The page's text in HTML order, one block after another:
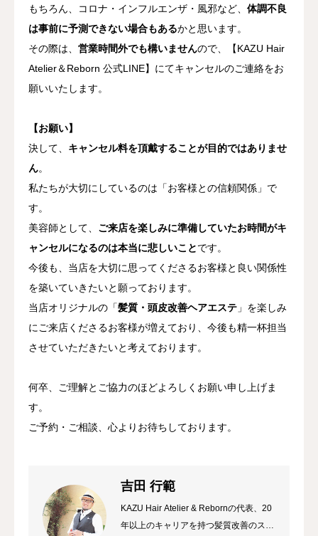
もちろん、コロナ・インフルエンザ・風邪など、 体調不良
は事前に予測できない場合もあるかと思います。
その際は、 営業時間外でも構いませんので、【KAZU Hair
Atelier＆Reborn 公式LINE】にてキャンセルのご連絡をお
願いいたします。
【お願い】
決して、 キャンセル料を頂戴することが目的ではありませ
ん。
私たちが大切にしているのは「お客様との信頼関係」で
す。
美容師として、 ご来店を楽しみに準備していたお時間がキ
ャンセルになるのは本当に悲しいことです。
今後も、当店を大切に思ってくださるお客様と良い関係性
を築いていきたいと願っております。
当店オリジナルの「髪質・頭皮改善ヘアエステ 」を楽しみ
にご来店くださるお客様が増えており、今後も精一杯担当
させていただきたいと考えております。
何卒、ご理解とご協力のほどよろしくお願い申し上げま
す。
ご予約・ご相談、心よりお待ちしております。
吉田 行範
KAZU Hair Atelier & Rebornの代表、20
年以上のキャリアを持つ髪質改善のスペ